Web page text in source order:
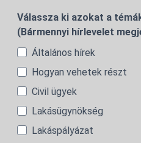
Válassza ki azokat a
(Bármennyi hírlevelet
Általános hírek
Hogyan vehetek részt
Civil ügyek
Lakásügynökség
Lakáspályázat